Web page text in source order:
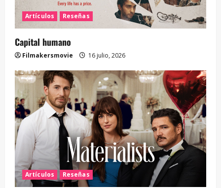
Artículos Reseñas
Capital humano
Filmakersmovie 16 julio, 2026
Artículos Reseñas